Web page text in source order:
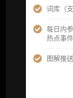
词库（
每日内
热点事件
图解推
企业多
服)
提供一
据集与
为可复